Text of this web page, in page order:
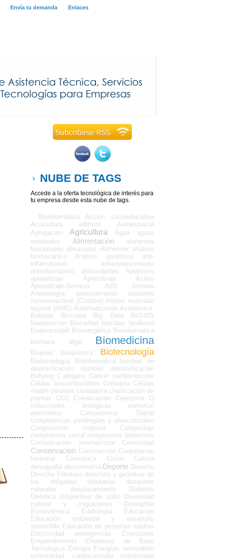
Envía tu demanda Enlaces
NUBE DE TAGS
Accede a la oferta tecnológica de interés para
tu empresa desde esta nube de tags.
: Bioinformática
Acción socioeducativa
Acuicultura
aditivos
Aeroespacial
Agregación
Agricultura Agua
aguas
residuales
Alimentación
alimentos
funcionales almazaras Alzheimer análisis
biomecánico
Análisis genéticos
anti-
inflamatorios
antienvejecimiento
antiinflamatorio
antioxidantes
Apoptosis
aprendizaje
Aprendizaje Activo
Aprendizaje-Servicio
ApS
Aromas
Arqueología
asesoramiento
asistente
conversacional (Chatbot) Atrofia muscular
espinal (AME) Automatización Académica.
Bebidas
Bicicleta Big Data
BIO-MS
bioadsorción
Biocarbon biocidas
biodiesel
Biodiversidad
Bioenergética Bioinformática
biomasa algal
Biomedicina
Biopilas Bioquímica Biotecnología
Biotecnología Bioinformática
bombas de
destoxificación
bombas destoxificación
Bullying C.elegans Cáncer cardiovascular
Celdas biocombustibles Celiaquía Células
madre celulosa ciudadanía clasificación de
plantas
CO2 Coeducación
Coenzima Q
colecciones biológicas
comercio
electrónico
Competencia Digital
competencias plurilingües y pluriculturales
Composición corporal
Compostaje
compromiso social compuestos bioactivos
Comunicación internacional
Comunidad
Conservación Construcción Cooperación
territorial
Cosmética Crohn
Cultura
demográfia densiometría Deporte Derecho
Derecho Tributario derechos y garantías de
los obligados tributarios
desastres
naturales
desplazamiento
Diabetes
Dietética
Dispositivo de salto
Diversidad
cultural y migraciones
Drosophila
Ecosistémica
Edafología
Educación
Educación ambiental y desarrollo
sostenible Educación de personas adultas
Electricidad
emergencias
Emociones
Emprendimiento
Empresas de Base
Tecnológica Energía Energías renovables
enfermedad cardiovascular
enfermedad